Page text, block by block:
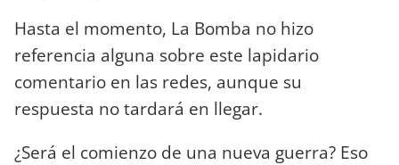
Hasta el momento, La Bomba no hizo
referencia alguna sobre este lapidario
comentario en las redes, aunque su
respuesta no tardará en llegar.
¿Será el comienzo de una nueva guerra? Eso